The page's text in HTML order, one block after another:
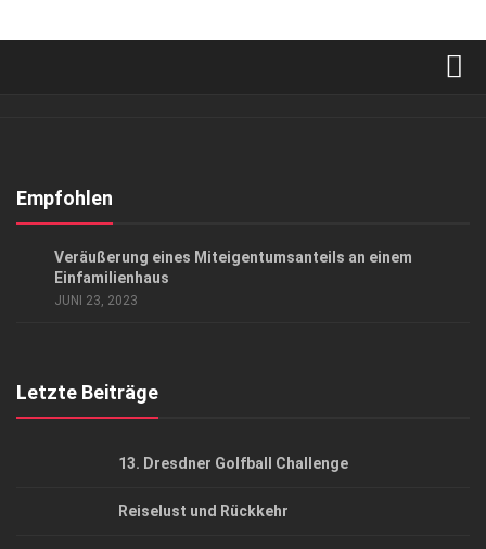
Kontakt, Impressum
Empfohlen
Veräußerung eines Miteigentumsanteils an einem
Einfamilienhaus
JUNI 23, 2023
Letzte Beiträge
13. Dresdner Golfball Challenge
Reiselust und Rückkehr